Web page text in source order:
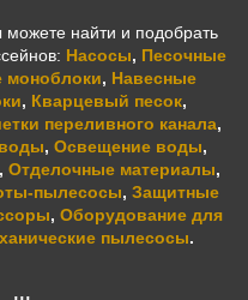
найти и подобрать
Насосы, Песочные
моноблоки, Навесные
, Кварцевый песок,
переливного канала,
, Освещение воды,
, Отделочные материалы,
пылесосы, Защитные
, Оборудование для
пылесосы.